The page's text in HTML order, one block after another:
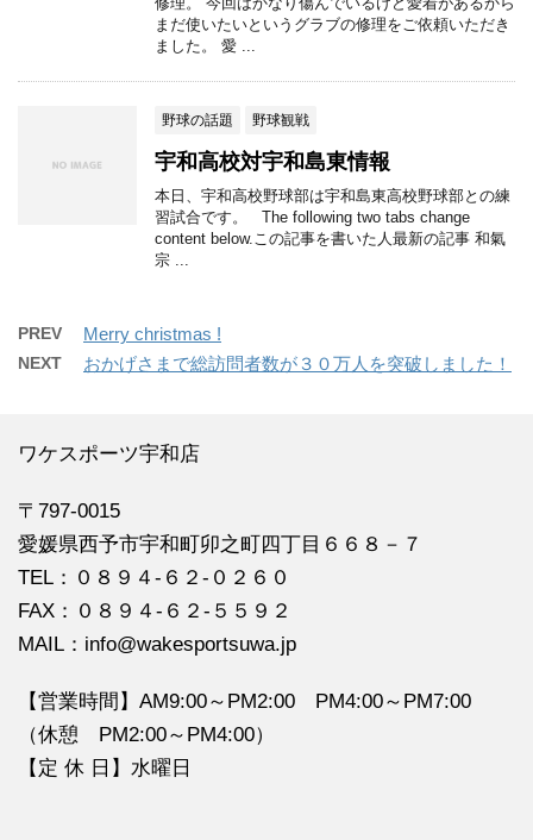
まだ使いたいというグラブの修理をご依頼いただき
ました。 愛 ...
野球の話題 野球観戦
宇和高校対宇和島東情報
本日、宇和高校野球部は宇和島東高校野球部との練
習試合です。 The following two tabs change
content below.この記事を書いた人最新の記事 和氣
宗 ...
PREV Merry christmas !
NEXT おかげさまで総訪問者数が３０万人を突破しました！
ワケスポーツ宇和店
〒797-0015
愛媛県西予市宇和町卯之町四丁目６６８－７
TEL：０８９４‐６２‐０２６０
FAX：０８９４‐６２‐５５９２
MAIL：info@wakesportsuwa.jp
【営業時間】AM9:00～PM2:00 PM4:00～PM7:00
（休憩 PM2:00～PM4:00）
【定 休 日】水曜日